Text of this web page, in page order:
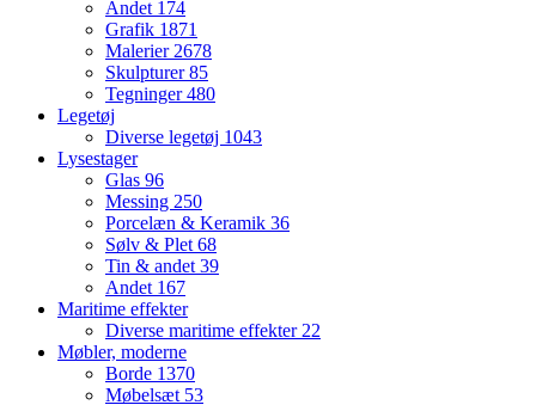
Andet 174
Grafik 1871
Malerier 2678
Skulpturer85
Tegninger480
Legetøj
Diverse legetøj 1043
Lysestager
Glas 96
Messing 250
Porcelæn & Keramik 36
Sølv & Plet 68
Tin & andet 39
Andet 167
Maritime effekter
Diverse maritime effekter 22
Møbler, moderne
Borde 1370
Møbelsæt 53